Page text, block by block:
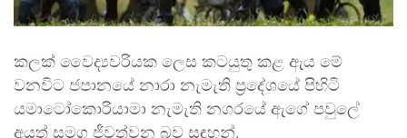
කලක් වෛද්‍යවරියක ලෙස කටයුතු කළ ඇය මේ
වනවිට ජපානයේ නාරා නැමැති ප‍්‍රදේශයේ පිහිටි
යමාටෝකොරියාමා නැමැති නගරයේ ඇගේ පවුලේ
අයත් සමග ජීවත්වන බව සඳහන්.